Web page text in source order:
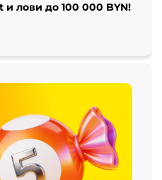
и лови до 100 000 BYN!